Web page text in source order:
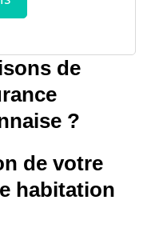
de
?
de votre
habitation